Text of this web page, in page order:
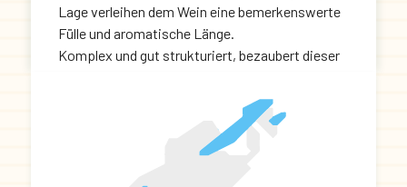
Lage verleihen dem Wein eine bemerkenswerte
Fülle und aromatische Länge.
Komplex und gut strukturiert, bezaubert dieser
geröstetem Brot, abgerundet durch Tee- und